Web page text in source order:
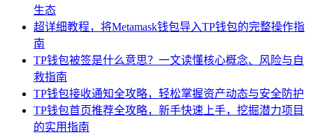
生态
超详细教程，将Metamask钱包导入TP钱包的完整操作指
南
TP钱包被签是什么意思？一文读懂核心概念、风险与自
救指南
TP钱包接收通知全攻略，轻松掌握资产动态与安全防护
TP钱包首页推荐全攻略，新手快速上手，挖掘潜力项目
的实用指南